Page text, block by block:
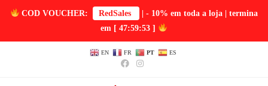
COD VOUCHER: RedSales
| - 10% em toda a loja | termina
em [ 47:59:53 ]
EN FR PT ES